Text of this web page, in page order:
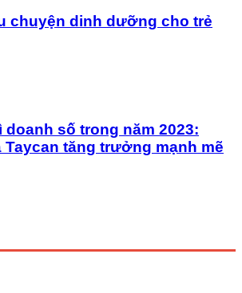
chuyện dinh dưỡng cho trẻ
doanh số trong năm 2023:
Taycan tăng trưởng mạnh mẽ